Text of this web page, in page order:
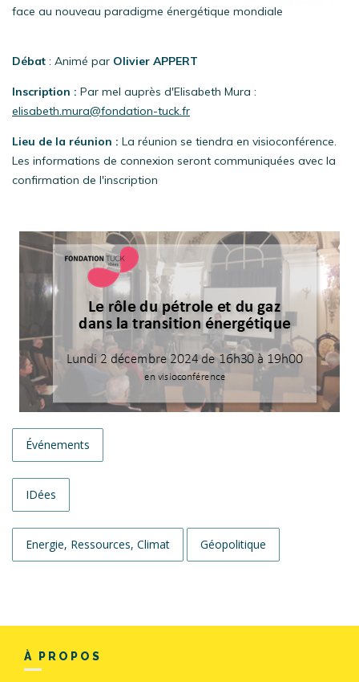
face au nouveau paradigme énergétique mondiale
Débat : Animé par Olivier APPERT
Inscription : Par mel auprès d'Elisabeth Mura :
elisabeth.mura@fondation-tuck.fr
Lieu de la réunion : La réunion se tiendra en visioconférence.
Les informations de connexion seront communiquées avec la
confirmation de l'inscription
Événements
IDées
Energie, Ressources, Climat Géopolitique
À PROPOS